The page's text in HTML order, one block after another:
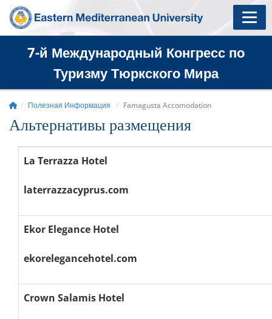
7-й Международный Конгресс по
Туризму Тюркского Мира
Полезная Информация Famagusta Accomodation
Альтернативы размещения
La Terrazza Hotel
laterrazzacyprus.com
Ekor Elegance Hotel
ekorelegancehotel.com
Crown Salamis Hotel